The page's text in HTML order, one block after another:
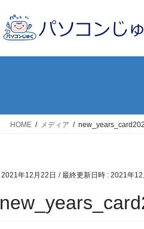
HOME メディア
2021年12月22日 / 最終更新日時 : 2021年12